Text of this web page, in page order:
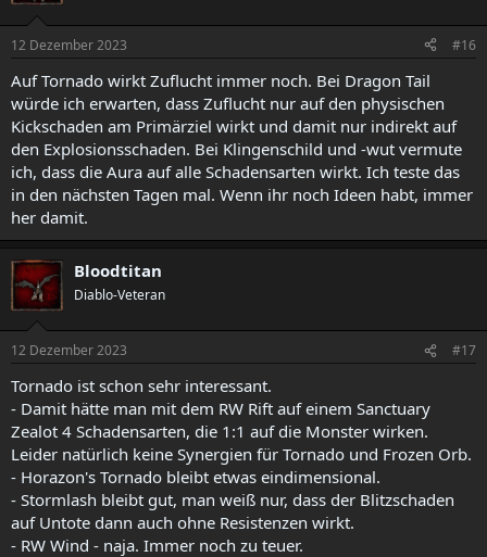
12 Dezember 2023 #16
Auf Tornado wirkt Zuflucht immer noch. Bei Dragon Tail
würde ich erwarten, dass Zuflucht nur auf den physischen
Kickschaden am Primärziel wirkt und damit nur indirekt auf
den Explosionsschaden. Bei Klingenschild und -wut vermute
ich, dass die Aura auf alle Schadensarten wirkt. Ich teste das
in den nächsten Tagen mal. Wenn ihr noch Ideen habt, immer
her damit.
Bloodtitan
Diablo-Veteran
12 Dezember 2023 #17
Tornado ist schon sehr interessant.
- Damit hätte man mit dem RW Rift auf einem Sanctuary
Zealot 4 Schadensarten, die 1:1 auf die Monster wirken.
Leider natürlich keine Synergien für Tornado und Frozen Orb.
- Horazon's Tornado bleibt etwas eindimensional.
- Stormlash bleibt gut, man weiß nur, dass der Blitzschaden
auf Untote dann auch ohne Resistenzen wirkt.
- RW Wind - naja. Immer noch zu teuer.